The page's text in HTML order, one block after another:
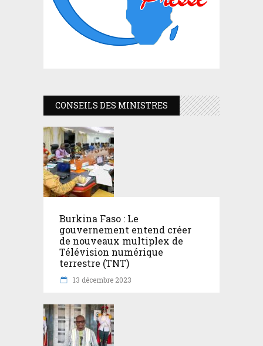
CONSEILS DES MINISTRES
Burkina Faso : Le
gouvernement entend créer
de nouveaux multiplex de
Télévision numérique
terrestre (TNT)
13 décembre 2023